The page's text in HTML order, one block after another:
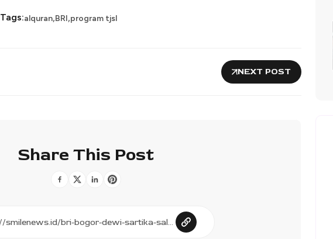
Tags:alquran,BRI,program tjsl
NEXT POST
Share This Post